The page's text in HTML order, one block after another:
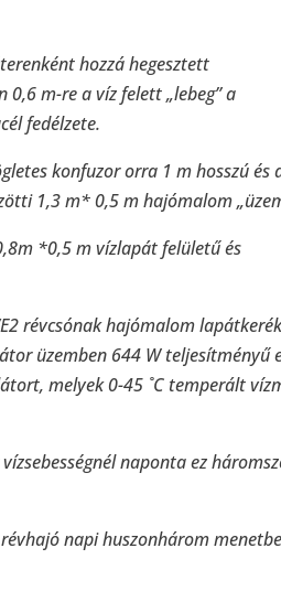
hozzá hegesztett
m-re a víz felett „lebeg” a
fedélzete.
konfuzor orra 1 m hosszú
1,3 m* 0,5 m hajómalom
*0,5 m vízlapát felületű és
révcsónak hajómalom
üzemben 644 W
melyek 0-45 ˚C temperált
naponta ez
napi huszonhárom